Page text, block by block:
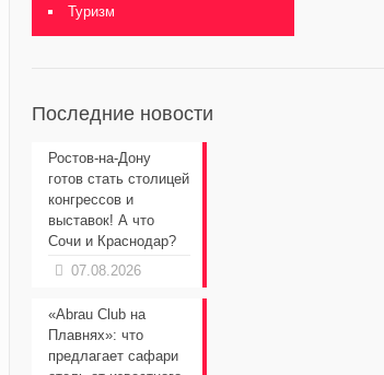
Туризм
Последние новости
Ростов-на-Дону
готов стать столицей
конгрессов и
выставок! А что
Сочи и Краснодар?
07.08.2026
«Abrau Club на
Плавнях»: что
предлагает сафари